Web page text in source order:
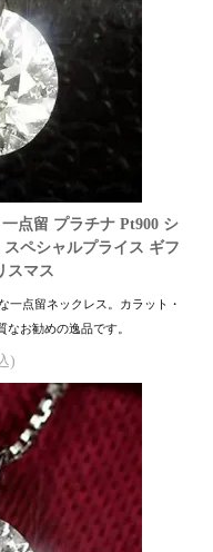
点留 プラチナ Pt900 シ
ペシャルプライス ギフ
スマス
一点留ネックレス。カラット・
お勧めの逸品です。
)